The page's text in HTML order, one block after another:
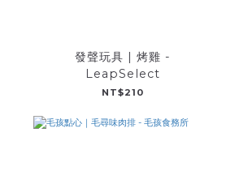
發聲玩具 | 烤雞 -
LeapSelect
NT$210